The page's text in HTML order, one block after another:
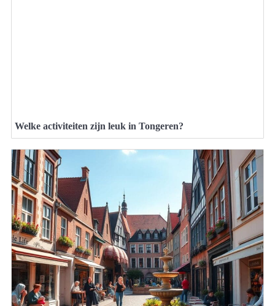
Welke activiteiten zijn leuk in Tongeren?